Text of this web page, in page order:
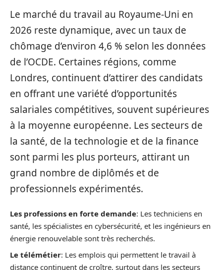
Le marché du travail au Royaume-Uni en
2026 reste dynamique, avec un taux de
chômage d’environ 4,6 % selon les données
de l’OCDE. Certaines régions, comme
Londres, continuent d’attirer des candidats
en offrant une variété d’opportunités
salariales compétitives, souvent supérieures
à la moyenne européenne. Les secteurs de
la santé, de la technologie et de la finance
sont parmi les plus porteurs, attirant un
grand nombre de diplômés et de
professionnels expérimentés.
Les professions en forte demande: Les techniciens en
santé, les spécialistes en cybersécurité, et les ingénieurs en
énergie renouvelable sont très recherchés.
Le télémétier: Les emplois qui permettent le travail à
distance continuent de croître, surtout dans les secteurs